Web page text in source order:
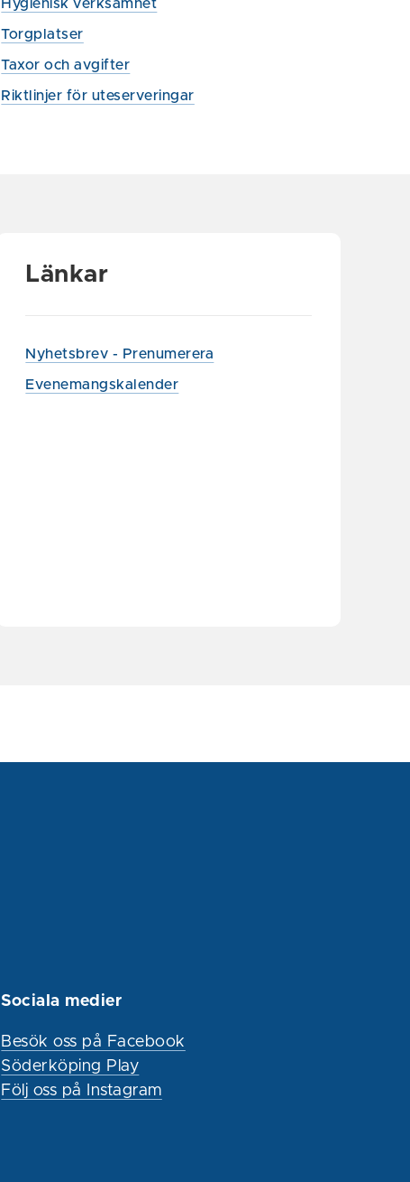
Hygienisk verksamhet
Torgplatser
Taxor och avgifter
Riktlinjer för uteserveringar
Länkar
Nyhetsbrev - Prenumerera
Evenemangskalender
Sociala medier
Besök oss på Facebook
Söderköping Play
Följ oss på Instagram